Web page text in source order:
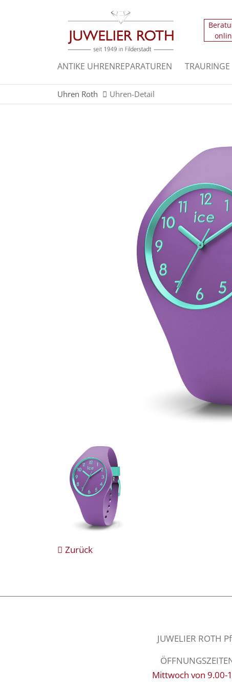
Der Eintrag "offcanvas-col1" existiert leider
Der Eintrag "offcanvas-col3" existiert leider
ANTIKE UHRENREPARATUREN TRAURINGE
Uhren Roth Uhren-Detail
Zurück
JUWELIER ROTH
Mittwoch von 9.00-